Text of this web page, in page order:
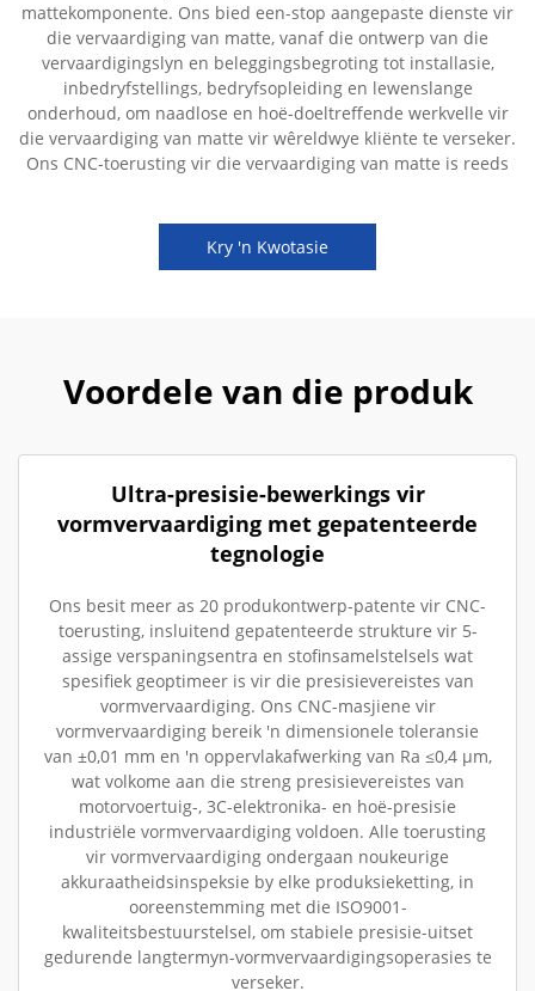
mattekomponente. Ons bied een-stop aangepaste dienste vir
die vervaardiging van matte, vanaf die ontwerp van die
vervaardigingslyn en beleggingsbegroting tot installasie,
inbedryfstellings, bedryfsopleiding en lewenslange
onderhoud, om naadlose en hoë-doeltreffende werkvelle vir
die vervaardiging van matte vir wêreldwye kliënte te verseker.
Ons CNC-toerusting vir die vervaardiging van matte is reeds
Kry 'n Kwotasie
Voordele van die produk
Ultra-presisie-bewerkings vir
vormvervaardiging met gepatenteerde
tegnologie
Ons besit meer as 20 produkontwerp-patente vir CNC-
toerusting, insluitend gepatenteerde strukture vir 5-
assige verspaningsentra en stofinsamelstelsels wat
spesifiek geoptimeer is vir die presisievereistes van
vormvervaardiging. Ons CNC-masjiene vir
vormvervaardiging bereik 'n dimensionele toleransie
van ±0,01 mm en 'n oppervlakafwerking van Ra ≤0,4 µm,
wat volkome aan die streng presisievereistes van
motorvoertuig-, 3C-elektronika- en hoë-presisie
industriële vormvervaardiging voldoen. Alle toerusting
vir vormvervaardiging ondergaan noukeurige
akkuraatheidsinspeksie by elke produksieketting, in
ooreenstemming met die ISO9001-
kwaliteitsbestuurstelsel, om stabiele presisie-uitset
gedurende langtermyn-vormvervaardigingsoperasies te
verseker.